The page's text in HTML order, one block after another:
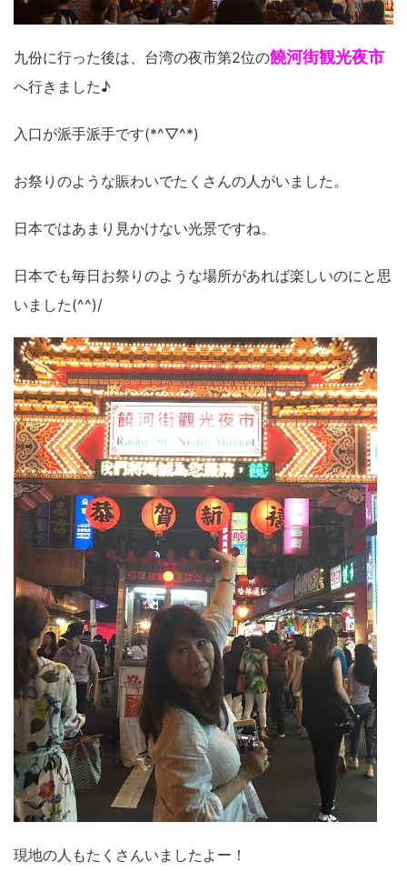
九份に行った後は、台湾の夜市第2位の饒河街観光夜市
へ行きました♪
入口が派手派手です(*^▽^*)
お祭りのような賑わいでたくさんの人がいました。
日本ではあまり見かけない光景ですね。
日本でも毎日お祭りのような場所があれば楽しいのにと思
いました(^^)/
現地の人もたくさんいましたよー！